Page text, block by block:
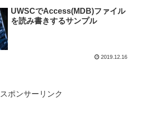
UWSCでAccess(MDB)ファイル
を読み書きするサンプル
2019.12.16
スポンサーリンク